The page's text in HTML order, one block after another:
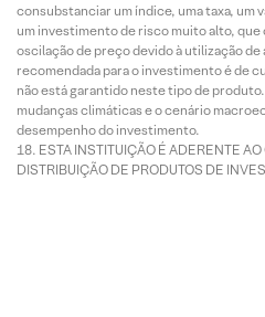
consubstanciar um índice, uma taxa, um
um investimento de risco muito alto,
oscilação de preço devido à utilização
recomendada para o investimento é de
não está garantido neste tipo de
mudanças climáticas e o cenário
desempenho do investimento.
ESTA INSTITUIÇÃO É ADERENTE
DISTRIBUIÇÃO DE PRODUTOS DE